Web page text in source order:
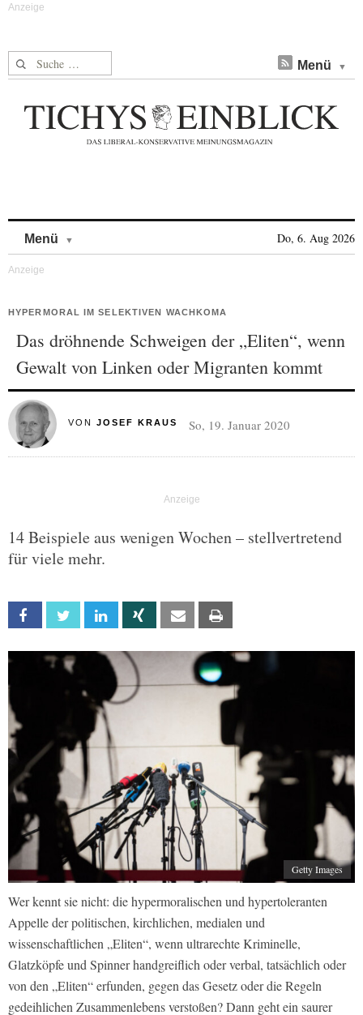
Suche nach: Menü
Menü Do, 6. Aug 2026
HYPERMORAL IM SELEKTIVEN WACHKOMA
Das dröhnende Schweigen der „Eliten“, wenn
Gewalt von Linken oder Migranten kommt
VON JOSEF KRAUS So, 19. Januar 2020
14 Beispiele aus wenigen Wochen – stellvertretend
für viele mehr.
Facebook Twitter Linkedin Xing Email
Getty Images
Wer kennt sie nicht: die hypermoralischen und hypertoleranten
Appelle der politischen, kirchlichen, medialen und
wissenschaftlichen „Eliten“, wenn ultrarechte Kriminelle,
Glatzköpfe und Spinner handgreiflich oder verbal, tatsächlich oder
von den „Eliten“ erfunden, gegen das Gesetz oder die Regeln
gedeihlichen Zusammenlebens verstoßen? Dann geht ein saurer